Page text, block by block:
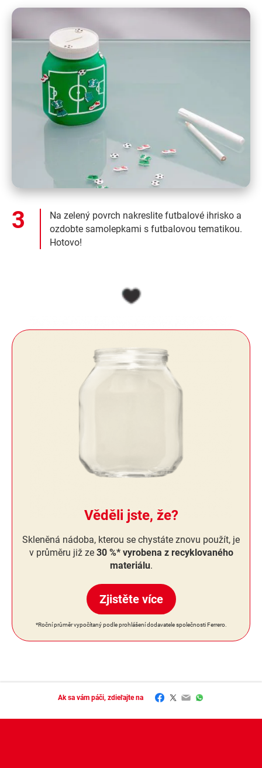
Na zelený povrch nakreslite futbalové ihrisko a
ozdobte samolepkami s futbalovou tematikou.
Hotovo!
Věděli jste, že?
Skleněná nádoba, kterou se chystáte znovu použít, je
v průměru již ze 30 %* vyrobena z recyklovaného
materiálu.
Zjistěte více
*Roční průměr vypočítaný podle prohlášení dodavatele společnosti Ferrero.
Ak sa vám páči, zdieľajte na Facebook
Twitter
EmailWhatsApp